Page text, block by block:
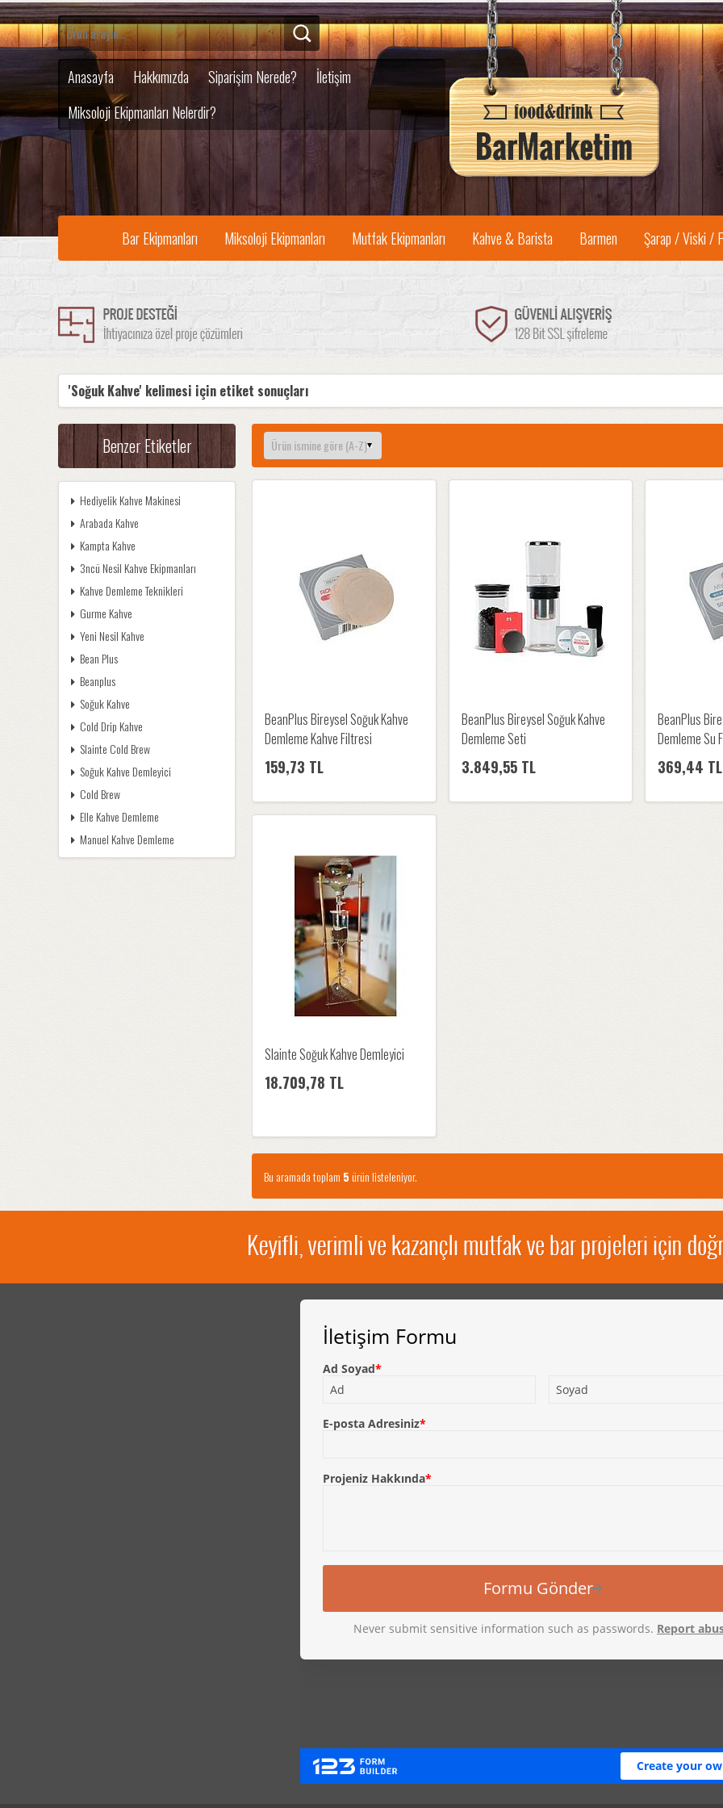
Anasayfa Hakkımızda Siparişim Nerede?
İletişim
Miksoloji Ekipmanları Nelerdir?
Bar Ekipmanları Miksoloji Ekipmanları Mutfak Ekipmanları Kahve & Barista Barmen Şarap / Viski /
'Soğuk Kahve' kelimesi için etiket sonuçları
Benzer Etiketler
Hediyelik Kahve Makinesi
Arabada Kahve
Kampta Kahve
3ncü Nesil Kahve Ekipmanları
Kahve Demleme Teknikleri
Gurme Kahve
Yeni Nesil Kahve
Bean Plus
Beanplus
Soğuk Kahve
Cold Drip Kahve
Slainte Cold Brew
Soğuk Kahve Demleyici
Cold Brew
Elle Kahve Demleme
Manuel Kahve Demleme
BeanPlus Bireysel Soğuk Kahve
Demleme Kahve Filtresi
159,73 TL
BeanPlus Bireysel Soğuk Kahve
Demleme Seti
3.849,55 TL
BeanPlus
Demleme Su
369,44 TL
Slainte Soğuk Kahve Demleyici
18.709,78 TL
Bu aramada toplam 5ürün listeleniyor.